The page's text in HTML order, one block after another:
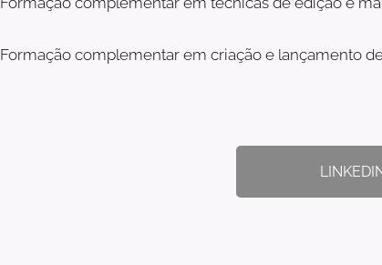
Formação complementar em criação e lançamento